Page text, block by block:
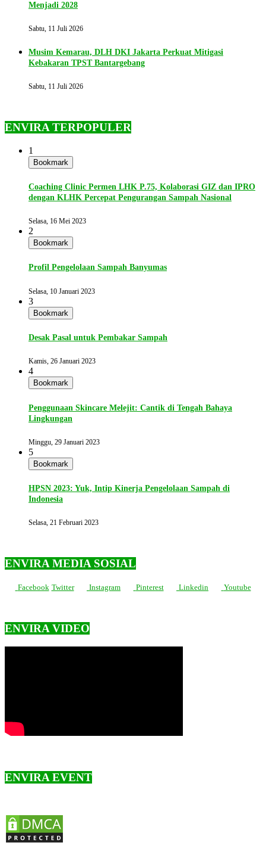
Menjadi 2028
Sabtu, 11 Juli 2026
Musim Kemarau, DLH DKI Jakarta Perkuat Mitigasi
Kebakaran TPST Bantargebang
Sabtu, 11 Juli 2026
ENVIRA TERPOPULER
1
Bookmark
Coaching Clinic Permen LHK P.75, Kolaborasi GIZ dan IPRO
dengan KLHK Percepat Pengurangan Sampah Nasional
Selasa, 16 Mei 2023
2
Bookmark
Profil Pengelolaan Sampah Banyumas
Selasa, 10 Januari 2023
3
Bookmark
Desak Pasal untuk Pembakar Sampah
Kamis, 26 Januari 2023
4
Bookmark
Penggunaan Skincare Melejit: Cantik di Tengah Bahaya
Lingkungan
Minggu, 29 Januari 2023
5
Bookmark
HPSN 2023: Yuk, Intip Kinerja Pengelolaan Sampah di
Indonesia
Selasa, 21 Februari 2023
ENVIRA MEDIA SOSIAL
Facebook Twitter Instagram Pinterest Linkedin Youtube
ENVIRA VIDEO
ENVIRA EVENT